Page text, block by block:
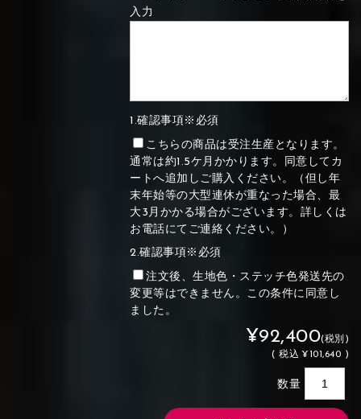
⑳Purple ㉑Violet
入力
1.確認事項※必須
こちらの商品は受注生産となります。
通常は約1.5ケ月かかります。同意してカ
ートへ追加しご購入ください。（但し年
末年始等の大型連休が重なった場合、最
大3月かかる場合がございます。詳しくは
お電話にてご連絡ください。）
2.確認事項※必須
注文後、生地色・ステッチ色発送先の
変更等はできません。この条件に同意し
ました。
¥92,400(税別)
(税込 ¥101,640 )
数量